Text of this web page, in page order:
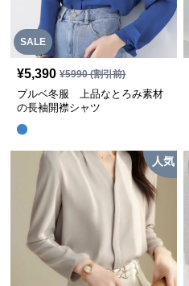
SALE
¥5,390 ¥5990(割引前)
ブルベ冬服 上品なとろみ素材
の長袖開襟シャツ
人気